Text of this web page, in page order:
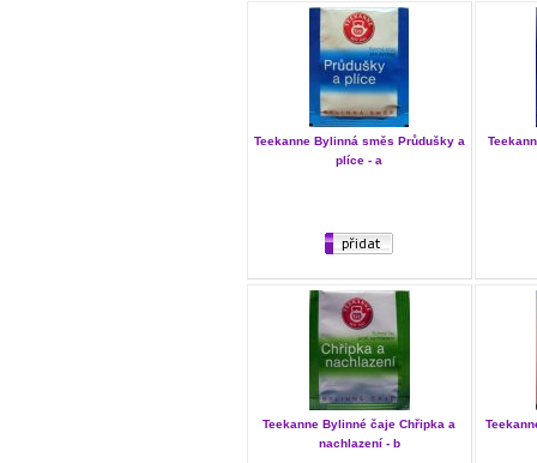
Teekanne Bylinná směs Průdušky a
plíce - a
Teekanne Bylinné čaje Chřipka a
nachlazení - b